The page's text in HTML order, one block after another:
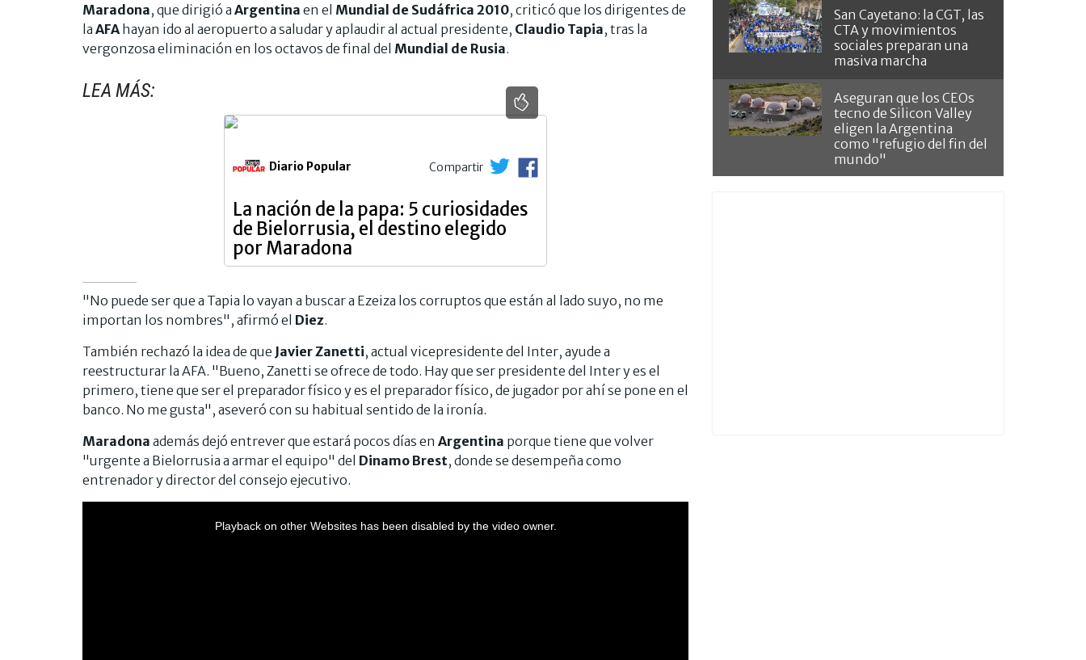
Maradona, que dirigió a Argentina en el Mundial de Sudáfrica 2010, criticó que los dirigentes de
la AFA hayan ido al aeropuerto a saludar y aplaudir al actual presidente, Claudio Tapia, tras la
vergonzosa eliminación en los octavos de final del Mundial de Rusia.
LEA MÁS:
Diario Popular Compartir
La nación de la papa: 5 curiosidades
de Bielorrusia, el destino elegido
por Maradona
"No puede ser que a Tapia lo vayan a buscar a Ezeiza los corruptos que están al lado suyo, no me
importan los nombres", afirmó el Diez.
También rechazó la idea de que Javier Zanetti, actual vicepresidente del Inter, ayude a
reestructurar la AFA. "Bueno, Zanetti se ofrece de todo. Hay que ser presidente del Inter y es el
primero, tiene que ser el preparador físico y es el preparador físico, de jugador por ahí se pone en el
banco. No me gusta", aseveró con su habitual sentido de la ironía.
Maradona además dejó entrever que estará pocos días en Argentina porque tiene que volver
"urgente a Bielorrusia a armar el equipo" del Dinamo Brest, donde se desempeña como
entrenador y director del consejo ejecutivo.
San Cayetano: la CGT, las
CTA y movimientos
sociales preparan una
masiva marcha
Aseguran que los CEOs
tecno de Silicon Valley
eligen la Argentina
como "refugio del fin del
mundo"